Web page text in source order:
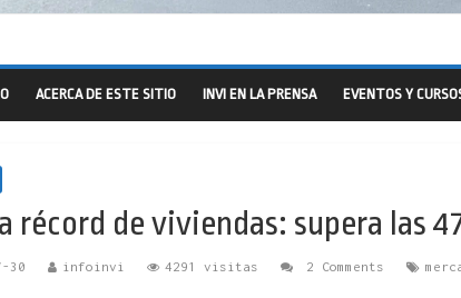
ACERCA DE ESTE SITIO INVI EN LA PRENSA EVENTOS Y
récord de viviendas: supera las
30 infoinvi 4291 visitas 2 Comments